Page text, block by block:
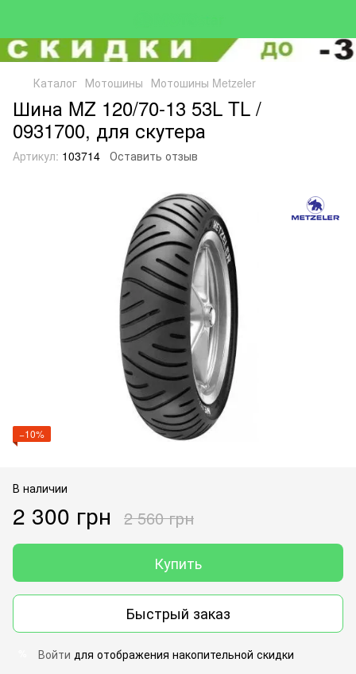
Каталог Мотошины Мотошины Metzeler
Шина MZ 120/70-13 53L TL /
0931700, для скутера
Артикул: 103714 Оставить отзыв
−10%
В наличии
2 300 грн 2 560 грн
Купить
Быстрый заказ
Войти для отображения накопительной скидки